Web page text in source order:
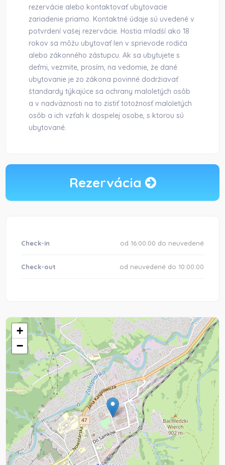
rezervácie alebo kontaktovať ubytovacie
zariadenie priamo. Kontaktné údaje sú uvedené v
potvrdení vašej rezervácie. Hostia mladší ako 18
rokov sa môžu ubytovať len v sprievode rodiča
alebo zákonného zástupcu. Ak sa ubytujete s
deťmi, vezmite, prosím, na vedomie, že dané
ubytovanie je zo zákona povinné dodržiavať
štandardy týkajúce sa ochrany maloletých osôb
a v nadväznosti na to zistiť totožnosť maloletých
osôb a ich vzťah k dospelej osobe, s ktorou sú
ubytované.
Rezervácia
Check-in od 16:00:00 do neuvedené
Check-out od neuvedené do 10:00:00
+
−